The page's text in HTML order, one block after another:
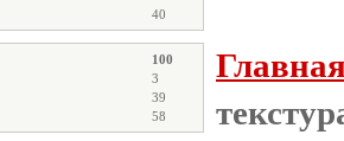
40
100
3
39
58